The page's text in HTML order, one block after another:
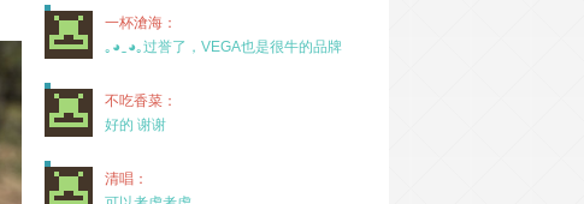
一杯滄海：
｡◕‿◕｡过誉了，VEGA也是很牛的品牌
不吃香菜：
好的 谢谢
清唱：